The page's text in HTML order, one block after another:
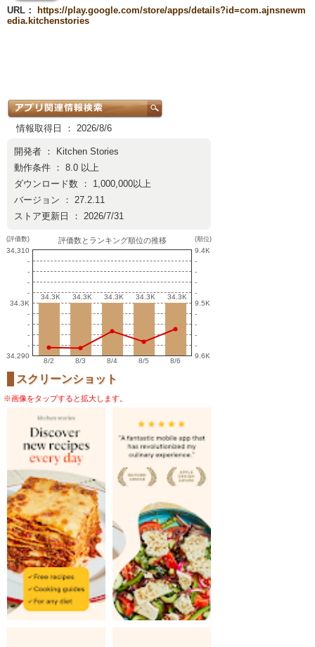
URL：
https://play.google.com/store/apps/details?id=com.ajnsnewm
edia.kitchenstories
情報取得日 ： 2026/8/6
開発者 ：
Kitchen Stories
動作条件 ： 8.0 以上
ダウンロード数 ： 1,000,000以上
バージョン ： 27.2.11
ストア更新日 ： 2026/7/31
(評価数)
34,310
-
-
-
-
34.3K
-
-
-
-
34,290
評価数とランキング順位の推移
34.3K
34.3K 34.3K
34.3K 34.3K
34.3K 34.3K
34.3K 34.3K
34.3K
8/2 8/3 8/4 8/5 8/6
(順位)
9.4K
-
-
-
-
9.5K
-
-
-
-
9.6K
スクリーンショット
※画像をタップすると拡大します。